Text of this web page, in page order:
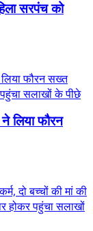
सरपंच को
लिया फौरन